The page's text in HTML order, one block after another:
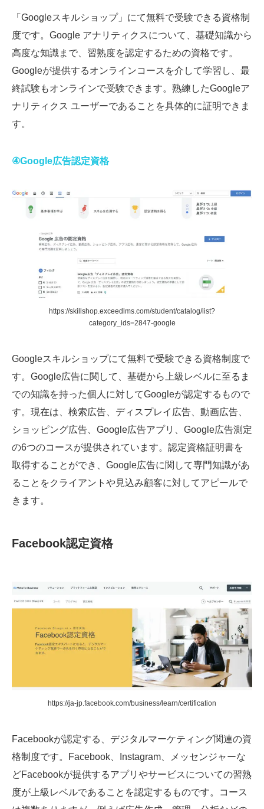
「Googleスキルショップ」にて無料で受験できる資格制
度です。Google アナリティクスについて、基礎知識から
高度な知識まで、習熟度を認定するための資格です。
Googleが提供するオンラインコースを介して学習し、最
終試験もオンラインで受験できます。熟練したGoogleア
ナリティクス ユーザーであることを具体的に証明できま
す。
④Google広告認定資格
https://skillshop.exceedlms.com/student/catalog/list?
category_ids=2847-google
Googleスキルショップにて無料で受験できる資格制度で
す。Google広告に関して、基礎から上級レベルに至るま
での知識を持った個人に対してGoogleが認定するもので
す。現在は、検索広告、ディスプレイ広告、動画広告、
ショッピング広告、Google広告アプリ、Google広告測定
の6つのコースが提供されています。認定資格証明書を
取得することができ、Google広告に関して専門知識があ
ることをクライアントや見込み顧客に対してアピールで
きます。
Facebook認定資格
https://ja-jp.facebook.com/business/learn/certification
Facebookが認定する、デジタルマーケティング関連の資
格制度です。Facebook、Instagram、メッセンジャーな
どFacebookが提供するアプリやサービスについての習熟
度が上級レベルであることを認定するものです。コース